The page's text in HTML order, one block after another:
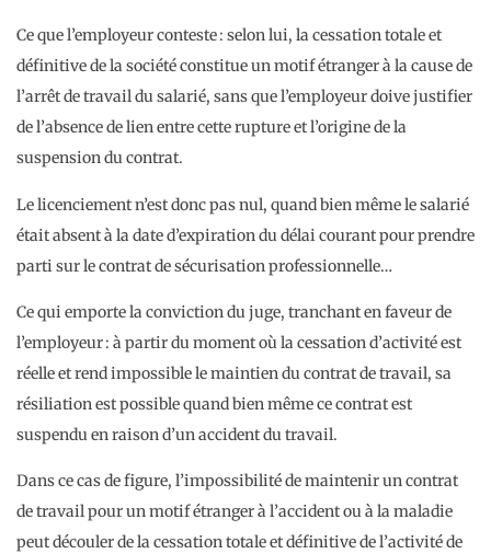
Ce que l’employeur conteste : selon lui, la cessation totale et
définitive de la société constitue un motif étranger à la cause de
l’arrêt de travail du salarié, sans que l’employeur doive justifier
de l’absence de lien entre cette rupture et l’origine de la
suspension du contrat.
Le licenciement n’est donc pas nul, quand bien même le salarié
était absent à la date d’expiration du délai courant pour prendre
parti sur le contrat de sécurisation professionnelle…
Ce qui emporte la conviction du juge, tranchant en faveur de
l’employeur : à partir du moment où la cessation d’activité est
réelle et rend impossible le maintien du contrat de travail, sa
résiliation est possible quand bien même ce contrat est
suspendu en raison d’un accident du travail.
Dans ce cas de figure, l’impossibilité de maintenir un contrat
de travail pour un motif étranger à l’accident ou à la maladie
peut découler de la cessation totale et définitive de l’activité de